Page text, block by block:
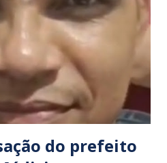
trafegar por essas
atentos a possíveis
do prefeito